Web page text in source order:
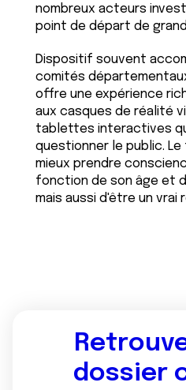
nombreux acteurs
point de départ de
Dispositif souvent
comités
offre une expérience
aux casques de réalité
tablettes interactives
questionner le public.
mieux prendre
fonction de son âge et
mais aussi d'être un vrai
dossier